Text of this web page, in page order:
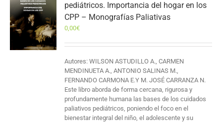
pediátricos. Importancia del hogar en los
CPP – Monografías Paliativas
0,00€
Autores: WILSON ASTUDILLO A., CARMEN
MENDINUETA A., ANTONIO SALINAS M.,
FERNANDO CARMONA E.Y M. JOSÉ CARRANZA N.
Este libro aborda de forma cercana, rigurosa y
profundamente humana las bases de los cuidados
paliativos pediátricos, poniendo el foco en el
bienestar integral del niño, el adolescente y su